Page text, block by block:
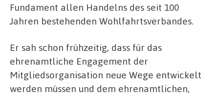
Fundament allen Handelns des seit 100
Jahren bestehenden Wohlfahrtsverbandes.
Er sah schon frühzeitig, dass für das
ehrenamtliche Engagement der
Mitgliedsorganisation neue Wege entwickelt
werden müssen und dem ehrenamtlichen,